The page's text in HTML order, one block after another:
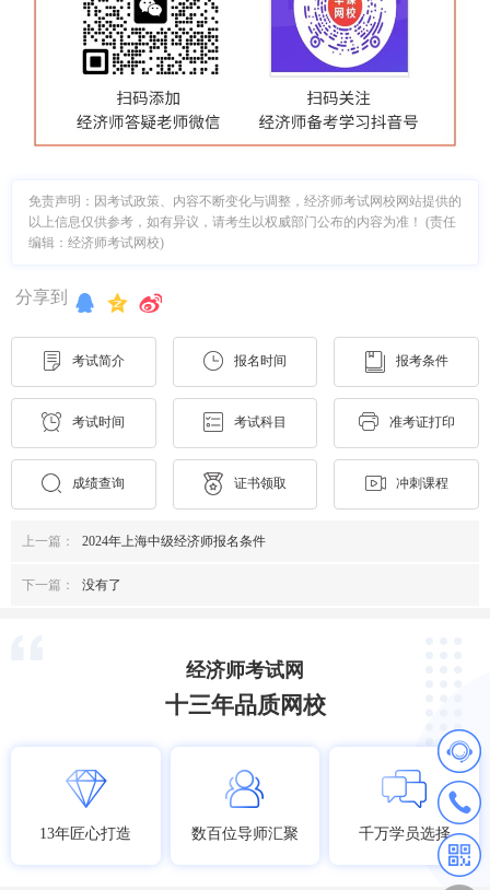
免责声明：因考试政策、内容不断变化与调整，经济师考试网校网站提供的
以上信息仅供参考，如有异议，请考生以权威部门公布的内容为准！ (责任
编辑：经济师考试网校)
分享到
考试简介 报名时间 报考条件
考试时间 考试科目 准考证打印
成绩查询 证书领取 冲刺课程
上一篇： 2024年上海中级经济师报名条件
下一篇： 没有了
经济师考试网
十三年品质网校
13年匠心打造 数百位导师汇聚 千万学员选择